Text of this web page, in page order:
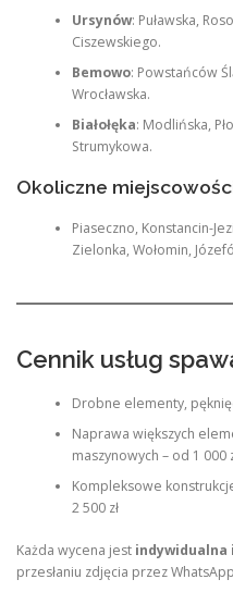
Ursynów: Puławska,
Ciszewskiego.
Bemowo: Powstańców
Wrocławska.
Białołęka: Modlińska,
Strumykowa.
Okoliczne
Piaseczno, Konstancin-
Zielonka, Wołomin,
Cennik usług
Drobne elementy,
Naprawa większych
maszynowych – od 1 000
Kompleksowe
2 500 zł
Każda wycena jest indywidualna
przesłaniu zdjęcia przez